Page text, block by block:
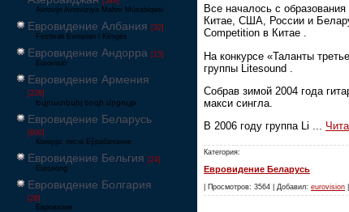
Avrovijn Avroviziya Mahnı Müsabiqəsi
Евровидение Албания [32]
Festivali Evropian i Këngës
Евровидение Андорра [15]
Eurovisió
Евровидение Армения
[228]
Եվրատեսիլ երգի մրցույթ
Евровидение Беларусь
[600]
Конкурс песні Еўрабачанне
Евровидение Бельгия [24]
Eurosong
Евровидение Болгария
[26]
Евровизия
Все началось с
Китае, США, России и
Competition в Китае .
На конкурсе «Таланты
группы Litesound .
Собрав зимой 2004 года
макси сингла.
В 2006 году группа Li ...
Категория:
Евровидение Беларусь
| Просмотров: 3564 | Добавил: eurovision